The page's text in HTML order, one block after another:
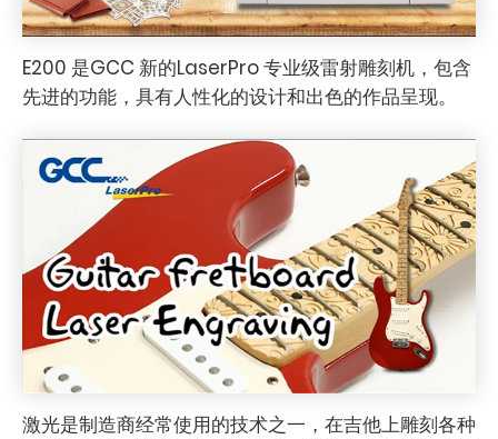
E200 是GCC 新的LaserPro 专业级雷射雕刻机，包含
先进的功能，具有人性化的设计和出色的作品呈现。
激光是制造商经常使用的技术之一，在吉他上雕刻各种